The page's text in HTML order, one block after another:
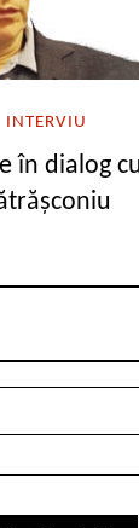
INTERVIU
în dialog